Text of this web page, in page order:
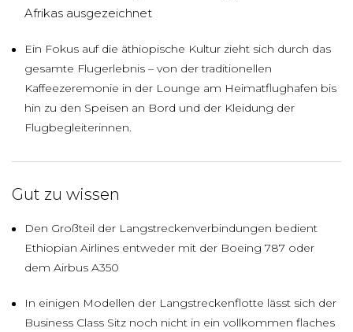
Afrikas ausgezeichnet
Ein Fokus auf die äthiopische Kultur zieht sich durch das
gesamte Flugerlebnis – von der traditionellen
Kaffeezeremonie in der Lounge am Heimatflughafen bis
hin zu den Speisen an Bord und der Kleidung der
Flugbegleiterinnen.
Gut zu wissen
Den Großteil der Langstreckenverbindungen bedient
Ethiopian Airlines entweder mit der Boeing 787 oder
dem Airbus A350
In einigen Modellen der Langstreckenflotte lässt sich der
Business Class Sitz noch nicht in ein vollkommen flaches